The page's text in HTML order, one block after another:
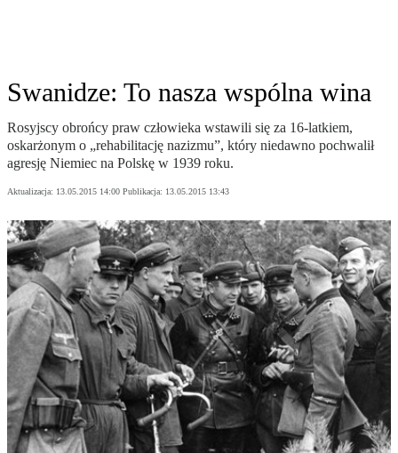
Swanidze: To nasza wspólna wina
Rosyjscy obrońcy praw człowieka wstawili się za 16-latkiem,
oskarżonym o „rehabilitację nazizmu”, który niedawno pochwalił
agresję Niemiec na Polskę w 1939 roku.
Aktualizacja: 13.05.2015 14:00 Publikacja: 13.05.2015 13:43